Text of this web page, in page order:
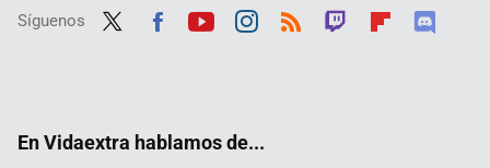
Síguenos
En Vidaextra hablamos de...